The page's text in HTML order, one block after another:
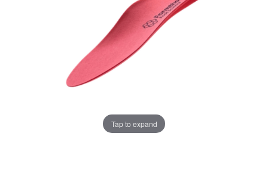
Tap to expand